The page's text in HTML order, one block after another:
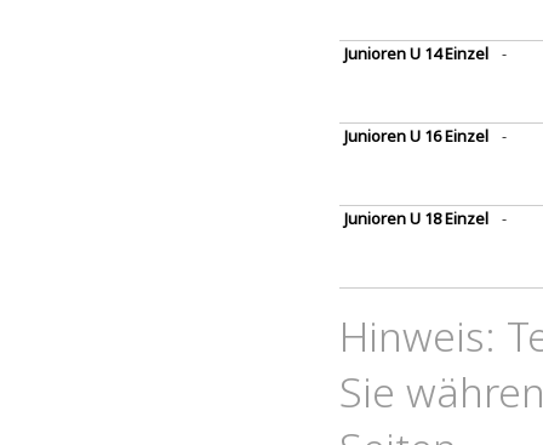
Junioren U 14 Einzel -
Junioren U 16 Einzel -
Junioren U 18 Einzel -
Hinweis:
Sie